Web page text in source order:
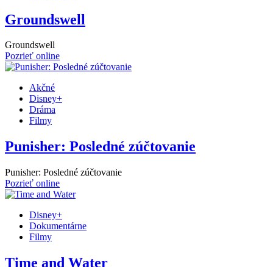
Groundswell
Groundswell
Pozrieť online
Akčné
Disney+
Dráma
Filmy
Punisher: Posledné zúčtovanie
Punisher: Posledné zúčtovanie
Pozrieť online
Disney+
Dokumentárne
Filmy
Time and Water